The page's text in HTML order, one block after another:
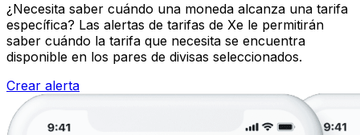
¿Necesita saber cuándo una moneda alcanza una tarifa
específica? Las alertas de tarifas de Xe le permitirán
saber cuándo la tarifa que necesita se encuentra
disponible en los pares de divisas seleccionados.
Crear alerta